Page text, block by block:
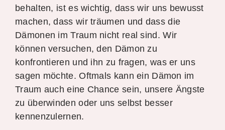
behalten, ist es wichtig, dass wir uns bewusst
machen, dass wir träumen und dass die
Dämonen im Traum nicht real sind. Wir
können versuchen, den Dämon zu
konfrontieren und ihn zu fragen, was er uns
sagen möchte. Oftmals kann ein Dämon im
Traum auch eine Chance sein, unsere Ängste
zu überwinden oder uns selbst besser
kennenzulernen.